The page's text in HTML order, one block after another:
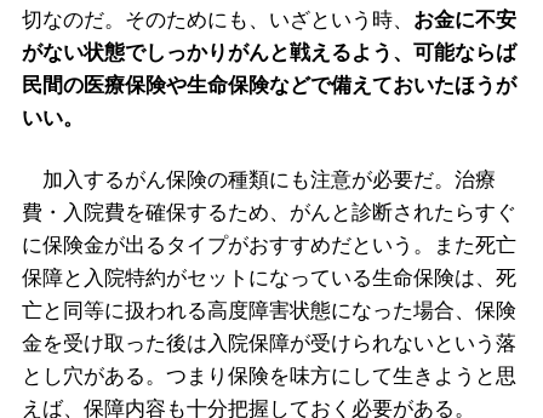
切なのだ。そのためにも、いざという時、 お金に不安
がない状態でしっかりがんと戦えるよう、可能ならば
民間の医療保険や生命保険などで備えておいたほうが
いい。
加入するがん保険の種類にも注意が必要だ。治療
費・入院費を確保するため、がんと診断されたらすぐ
に保険金が出るタイプがおすすめだという。また死亡
保障と入院特約がセットになっている生命保険は、死
亡と同等に扱われる高度障害状態になった場合、保険
金を受け取った後は入院保障が受けられないという落
とし穴がある。つまり保険を味方にして生きようと思
えば、保障内容も十分把握しておく必要がある。